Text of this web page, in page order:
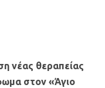
νέας θεραπείας
στον «Άγιο